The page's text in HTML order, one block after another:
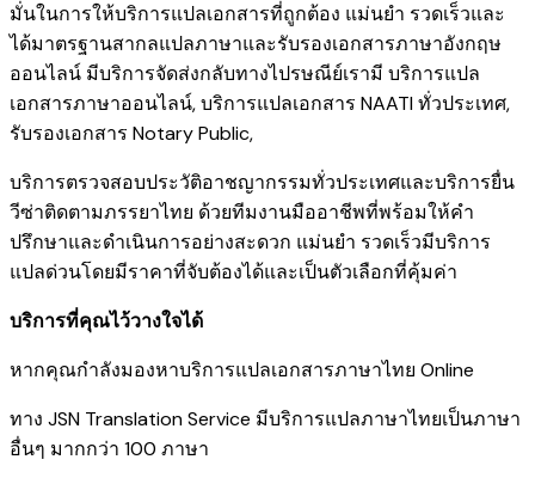
มั่นในการให้บริการแปลเอกสารที่ถูกต้อง แม่นยำ รวดเร็วและ
ได้มาตรฐานสากลแปลภาษาและรับรองเอกสารภาษาอังกฤษ
ออนไลน์ มีบริการจัดส่งกลับทางไปรษณีย์เรามี บริการแปล
เอกสารภาษาออนไลน์,บริการแปลเอกสาร NAATI ​ทั่วประเทศ,
รับรองเอกสาร Notary Public,
บริการตรวจสอบประวัติอาชญากรรม​ทั่วประเทศและบริการยื่น
วีซ่าติดตามภรรยาไทย ด้วยทีมงานมืออาชีพที่พร้อมให้คำ
ปรึกษาและดำเนินการอย่างสะดวก แม่นยำ รวดเร็วมีบริการ
แปลด่วนโดยมีราคาที่จับต้องได้และเป็นตัวเลือกที่คุ้มค่า
บริการที่คุณไว้วางใจได้
หากคุณกำลังมองหาบริการแปลเอกสารภาษาไทย Online
ทาง JSN Translation Service มีบริการแปลภาษาไทยเป็นภาษา
อื่นๆ มากกว่า 100 ภาษา